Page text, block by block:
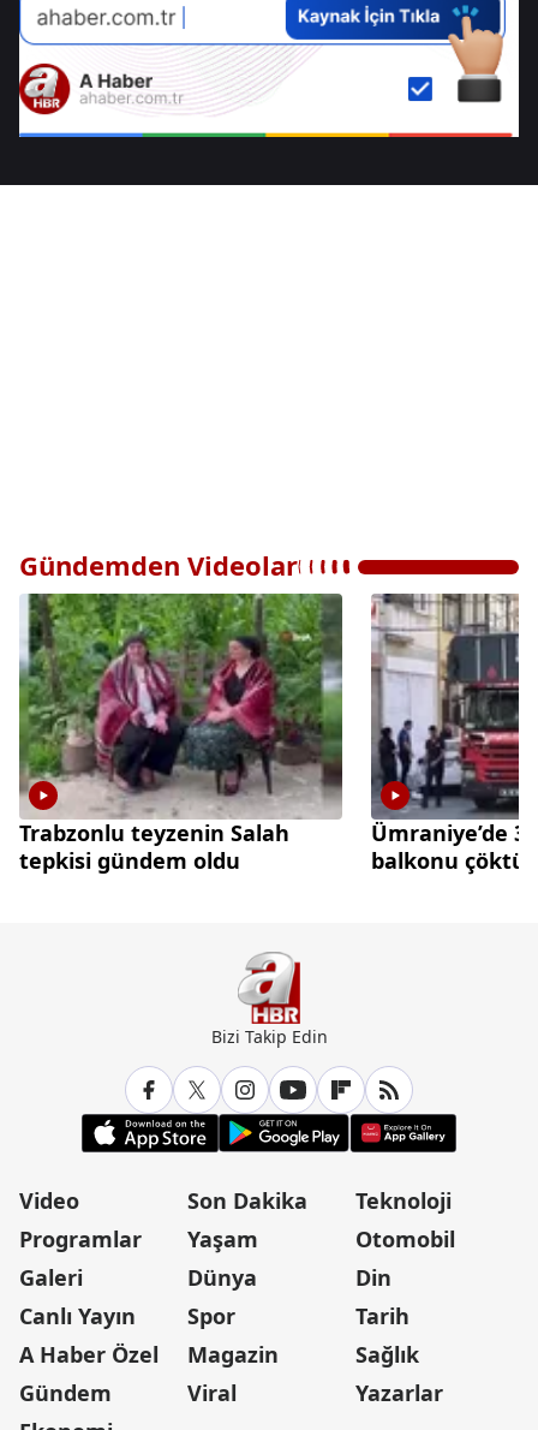
Gündemden Videolar
Trabzonlu teyzenin Salah
tepkisi gündem oldu
Ümraniye’de 3
balkonu çöktü
Bizi Takip Edin
Video
Programlar
Galeri
Canlı Yayın
A Haber Özel
Gündem
Son Dakika
Yaşam
Dünya
Spor
Magazin
Viral
Teknoloji
Otomobil
Din
Tarih
Sağlık
Yazarlar